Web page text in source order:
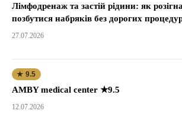
Лімфодренаж та застій рідини: як
позбутися набряків без дорогих
27.07.2026
★ 9.5
AMBY medical center ★9.5
12.07.2026